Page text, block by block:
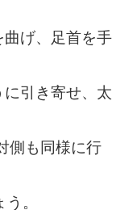
げ、足首を手
引き寄せ、太
側も同様に行
。